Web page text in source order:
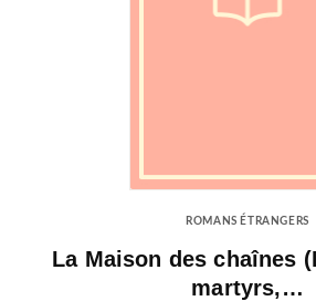
ROMANS ÉTRANGERS
La Maison des chaînes
martyrs,…